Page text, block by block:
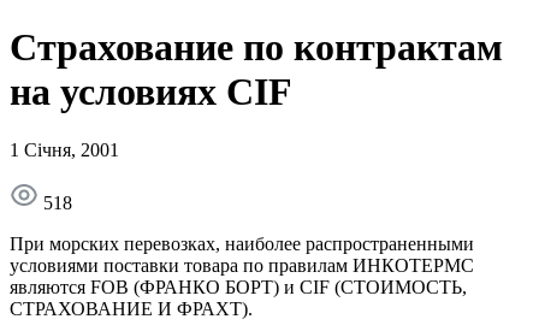
Страхование по контрактам
на условиях CIF
1 Січня, 2001
518
При морских перевозках, наиболее распространенными
условиями поставки товара по правилам ИНКОТЕРМС
являются FOB (ФРАНКО БОРТ) и CIF (СТОИМОСТЬ,
СТРАХОВАНИЕ И ФРАХТ).